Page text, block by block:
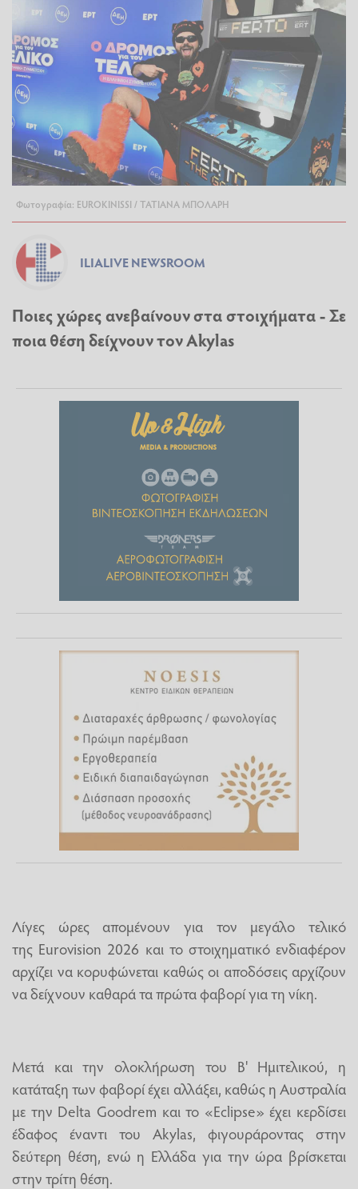
Φωτογραφία: EUROKINISSI / ΤΑΤΙΑΝΑ ΜΠΟΛΑΡΗ
ILIALIVE NEWSROOM
Ποιες χώρες ανεβαίνουν στα στοιχήματα - Σε
ποια θέση δείχνουν τον Akylas
Λίγες ώρες απομένουν για τον μεγάλο τελικό
της Eurovision 2026 και το στοιχηματικό ενδιαφέρον
αρχίζει να κορυφώνεται καθώς οι αποδόσεις αρχίζουν
να δείχνουν καθαρά τα πρώτα φαβορί για τη νίκη.
Μετά και την ολοκλήρωση του Β' Ημιτελικού, η
κατάταξη των φαβορί έχει αλλάξει, καθώς η Αυστραλία
με την Delta Goodrem και το «Eclipse» έχει κερδίσει
έδαφος έναντι του Akylas, φιγουράροντας στην
δεύτερη θέση, ενώ η Ελλάδα για την ώρα βρίσκεται
στην τρίτη θέση.